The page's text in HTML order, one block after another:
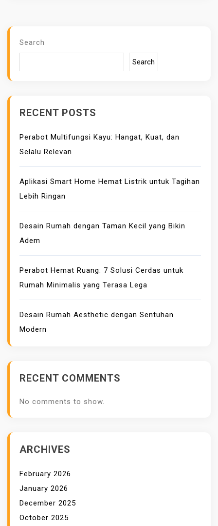
Search
Search
RECENT POSTS
Perabot Multifungsi Kayu: Hangat, Kuat, dan
Selalu Relevan
Aplikasi Smart Home Hemat Listrik untuk Tagihan
Lebih Ringan
Desain Rumah dengan Taman Kecil yang Bikin
Adem
Perabot Hemat Ruang: 7 Solusi Cerdas untuk
Rumah Minimalis yang Terasa Lega
Desain Rumah Aesthetic dengan Sentuhan
Modern
RECENT COMMENTS
No comments to show.
ARCHIVES
February 2026
January 2026
December 2025
October 2025